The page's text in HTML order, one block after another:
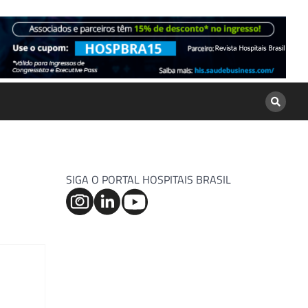
SIGA O PORTAL HOSPITAIS BRASIL